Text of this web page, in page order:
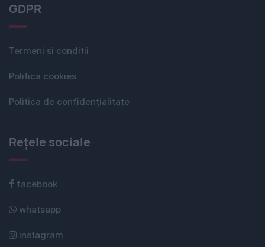
GDPR
Termeni si conditii
Politica cookies
Politica de confidențialitate
Rețele sociale
facebook
whatsapp
instagram